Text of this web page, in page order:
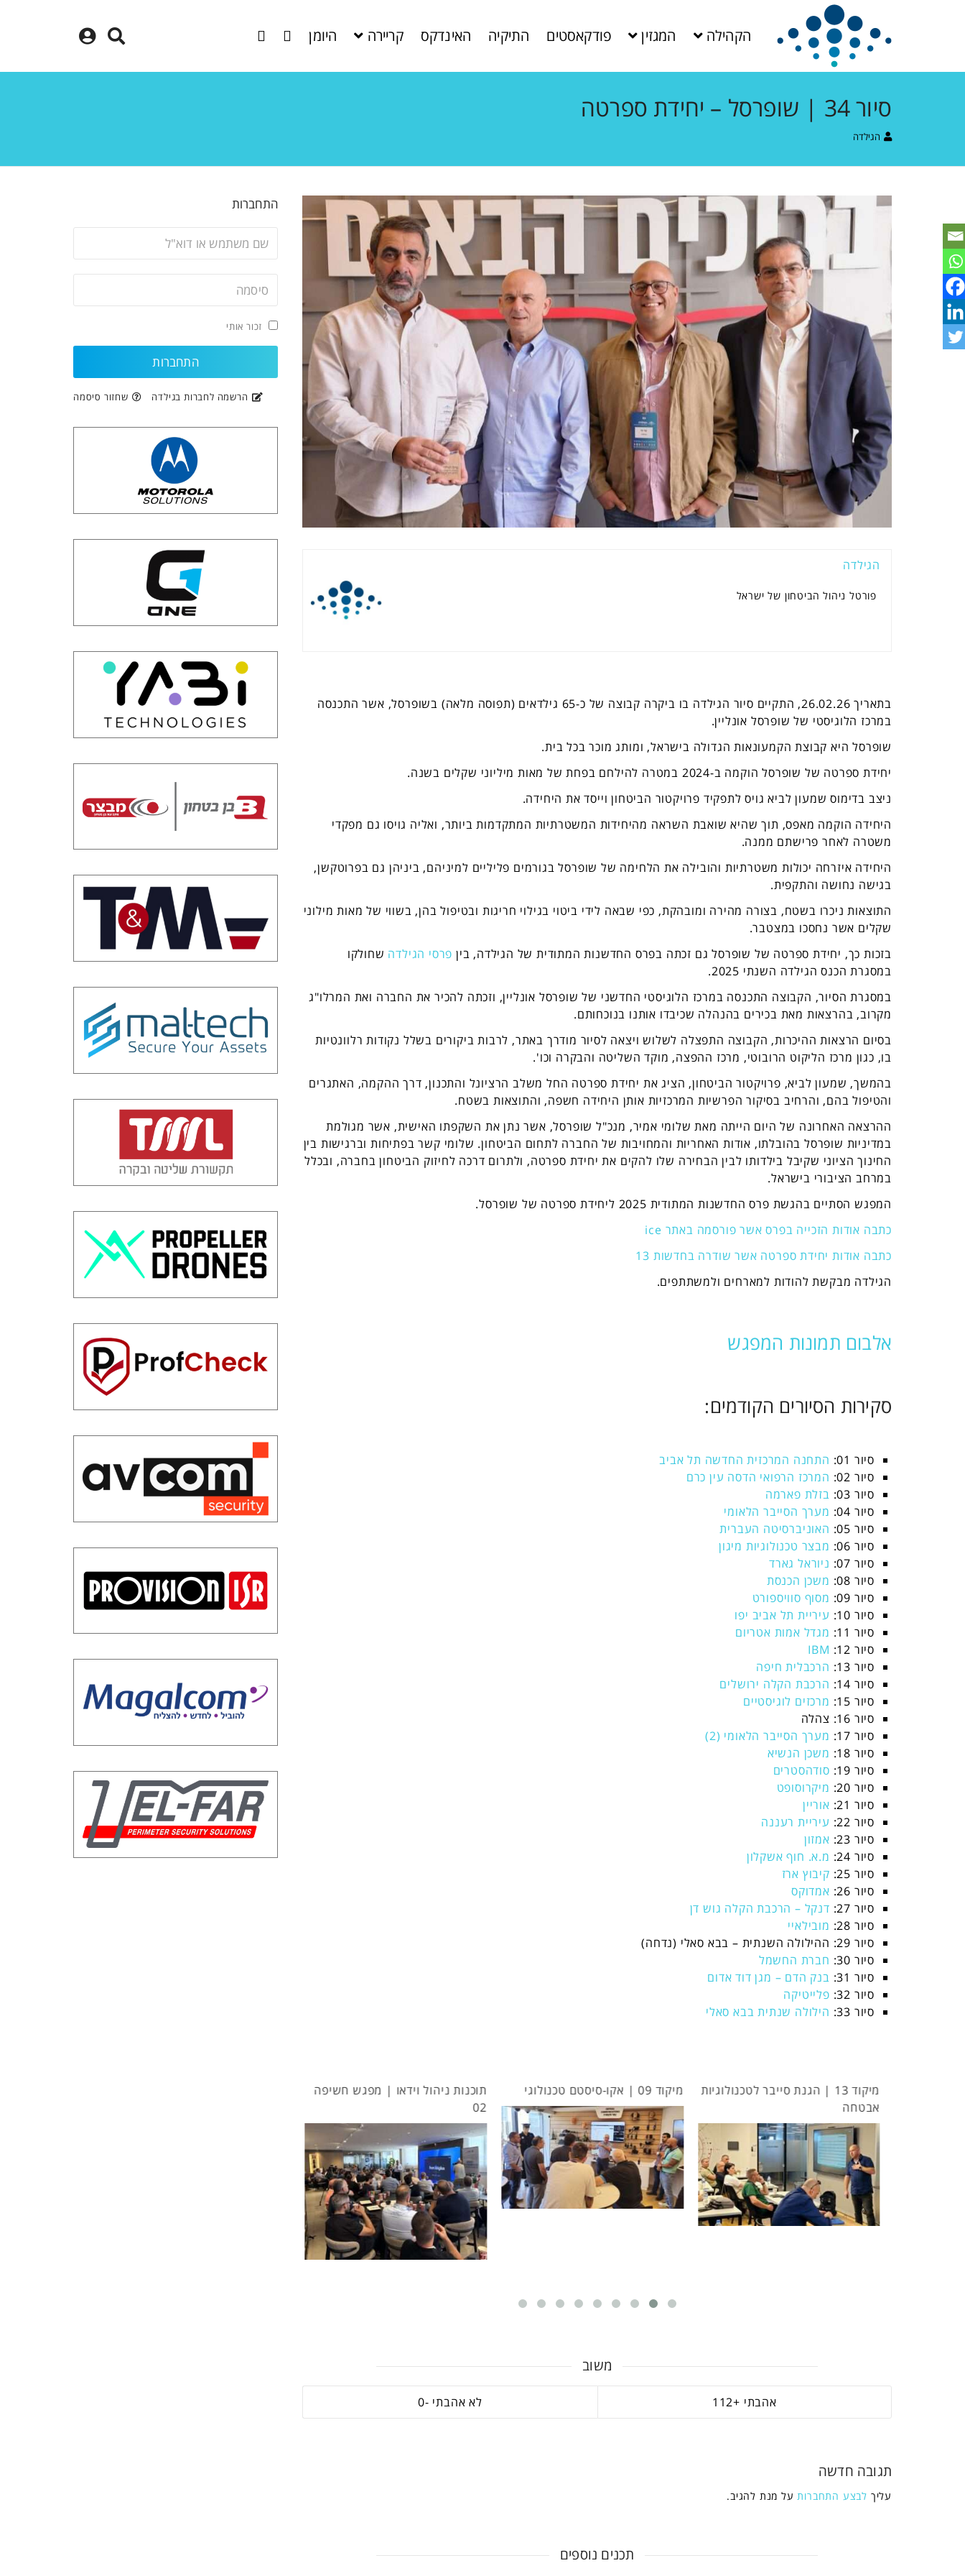
הקהילה המגזין פודקאסטים התיקיה האינדקס קריירה היומן
סיור 34 | שופרסל – יחידת ספרטה
הגילדה
הגילדה
פורטל ניהול הביטחון של ישראל
בתאריך 26.02.26, התקיים סיור הגילדה בו ביקרה קבוצה של כ-65 גילדאים (תפוסה מלאה) בשופרסל, אשר התכנסה
במרכז הלוגיסטי של שופרסל אונליין.
שופרסל היא קבוצת הקמעונאות הגדולה בישראל, ומותג מוכר בכל בית.
יחידת ספרטה של שופרסל הוקמה ב-2024 במטרה להילחם בפחת של מאות מיליוני שקלים בשנה.
ניצב בדימוס שמעון לביא גויס לתפקיד פרויקטור הביטחון וייסד את היחידה.
היחידה הוקמה מאפס, תוך שהיא שואבת השראה מהיחידות המשטרתיות המתקדמות ביותר, ואליה גויסו גם מפקדי
משטרה לאחר פרישתם ממנה.
היחידה איזרחה יכולות משטרתיות והובילה את הלחימה של שופרסל בגורמים פליליים למיניהם, ביניהן גם בפרוטקשן,
בגישה נחושה והתקפית.
התוצאות ניכרו בשטח, בצורה מהירה ומובהקת, כפי שבאה לידי ביטוי בגילוי חריגות ובטיפול בהן, בשווי של מאות מילוני
שקלים אשר נחסכו במצטבר.
בזכות כך, יחידת ספרטה של שופרסל גם זכתה בפרס החדשנות המתודית של הגילדה, בין פרסי הגילדה שחולקו
במסגרת הכנס הגילדה השנתי 2025.
במסגרת הסיור, הקבוצה התכנסה במרכז הלוגיסטי החדשני של שופרסל אונליין, וזכתה להכיר את החברה ואת המרלו"ג
מקרוב, בהרצאות מאת בכירים בהנהלה שכיבדו אותנו בנוכחותם.
בסיום הרצאות ההיכרות, הקבוצה התפצלה לשלוש ויצאה לסיור מודרך באתר, לרבות ביקורים בשלל נקודות רלוונטיות
בו, כגון מרכז הליקוט הרובוטי, מרכז ההפצה, מוקד השליטה והבקרה וכו'.
בהמשך, שמעון לביא, פרויקטור הביטחון, הציג את יחידת ספרטה החל משלב הרציונל והתכנון, דרך ההקמה, האתגרים
והטיפול בהם, והרחיב בסיקור הפרשיות המרכזיות אותן היחידה חשפה, והתוצאות בשטח.
ההרצאה האחרונה של היום הייתה מאת שלומי אמיר, מנכ"ל שופרסל, אשר נתן את השקפתו האישית, אשר מגולמת
במדיניות שופרסל בהובלתו, אודות האחריות והמחויבות של החברה לתחום הביטחון. שלומי קשר בפתיחות וברגישות בין
החינוך הציוני שקיבל בילדותו לבין הבחירה שלו להקים את יחידת ספרטה, ולתרום דרכה לחיזוק הביטחון בחברה, ובכלל
במרחב הציבורי בישראל.
המפגש הסתיים בהגשת פרס החדשנות המתודית 2025 ליחידת ספרטה של שופרסל.
כתבה אודות הזכייה בפרס אשר פורסמה באתר ice
כתבה אודות יחידת ספרטה אשר שודרה בחדשות 13
הגילדה מבקשת להודות למארחים ולמשתתפים.
אלבום תמונות המפגש
סקירות הסיורים הקודמים:
סיור 01:
התחנה המרכזית החדשה תל אביב
סיור 02:
המרכז הרפואי הדסה עין כרם
סיור 03:
בזלת פארמה
סיור 04:
מערך הסייבר הלאומי
סיור 05:
האוניברסיטה העברית
סיור 06:
מבצר טכנולוגיות מיגון
סיור 07:
ניוראל גארד
סיור 08:
משכן הכנסת
סיור 09:
מסוף סוויספורט
סיור 10:
עיריית תל אביב יפו
סיור 11:
מגדל אמות אטריום
סיור 12:
IBM
סיור 13:
הרכבלית חיפה
סיור 14:
הרכבת הקלה ירושלים
סיור 15:
מרכזים לוגיסטיים
סיור 16: צהלה
סיור 17:
מערך הסייבר הלאומי (2)
סיור 18:
משכן הנשיא
סיור 19:
סודהסטרים
סיור 20:
מיקרוסופט
סיור 21:
אוריין
סיור 22:
עיריית רעננה
סיור 23:
אמזון
סיור 24:
מ.א. חוף אשקלון
סיור 25:
קיבוץ ארז
סיור 26:
אמדוקס
סיור 27:
דנקל – הרכבת הקלה גוש דן
סיור 28:
מובילאיי
סיור 29: ההילולה השנתית – בבא סאלי (נדחה)
סיור 30:
חברת החשמל
סיור 31:
בנק הדם – מגן דוד אדום
סיור 32:
פלייטיקה
סיור 33:
הילולה שנתית בבא סאלי
מיקוד 13 | הגנת סייבר לטכנולוגיות
אבטחה
מיקוד 09 | אקו-סיסטם טכנולוגי
תוכנות ניהול וידאו | מפגש חשיפה
02
משוב
112
0
תגובה חדשה
עליך לבצע התחברותעל מנת להגיב.
תכנים נוספים
התחברות
זכור אותי
הרשמה לחברות בגילדה שחזור סיסמה